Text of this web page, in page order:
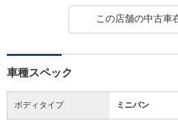
この店舗の中古車
車種スペック
ボディタイプ ミニバン